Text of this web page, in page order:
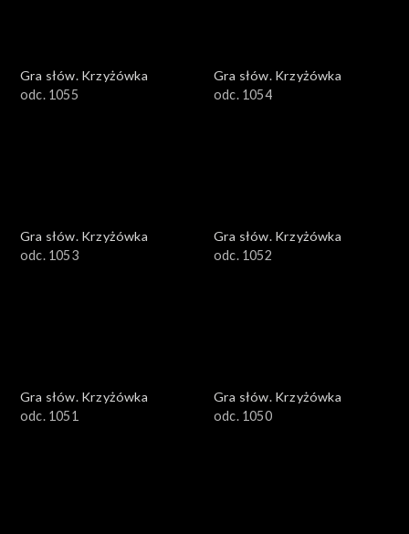
Gra słów. Krzyżówka
odc. 1055
Gra słów. Krzyżówka
odc. 1054
Gra słów. Krzyżówka
odc. 1053
Gra słów. Krzyżówka
odc. 1052
Gra słów. Krzyżówka
odc. 1051
Gra słów. Krzyżówka
odc. 1050